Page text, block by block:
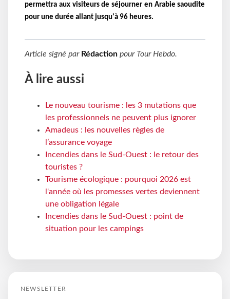
permettra aux visiteurs de séjourner en Arabie saoudite
pour une durée allant jusqu'à 96 heures.
Article signé par Rédaction pour Tour Hebdo.
À lire aussi
Le nouveau tourisme : les 3 mutations que
les professionnels ne peuvent plus ignorer
Amadeus : les nouvelles règles de
l’assurance voyage
Incendies dans le Sud-Ouest : le retour des
touristes ?
Tourisme écologique : pourquoi 2026 est
l'année où les promesses vertes deviennent
une obligation légale
Incendies dans le Sud-Ouest : point de
situation pour les campings
NEWSLETTER